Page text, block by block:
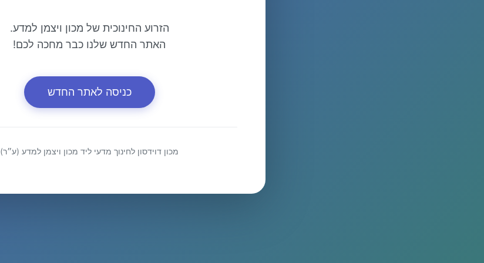
הזרוע החינוכית של מכון ויצמן למדע.
האתר החדש שלנו כבר מחכה לכם!
כניסה לאתר החדש
מכון דוידסון לחינוך מדעי ליד מכון ויצמן למדע (ע״ר)